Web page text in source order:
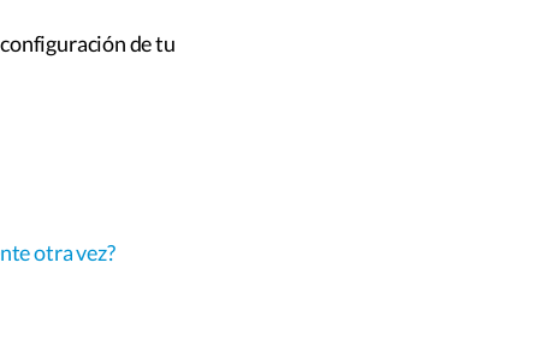
de tu
otra vez?